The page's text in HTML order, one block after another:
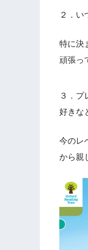
２．い
特に決
頑張っ
３．プ
好きな
今のレ
から親